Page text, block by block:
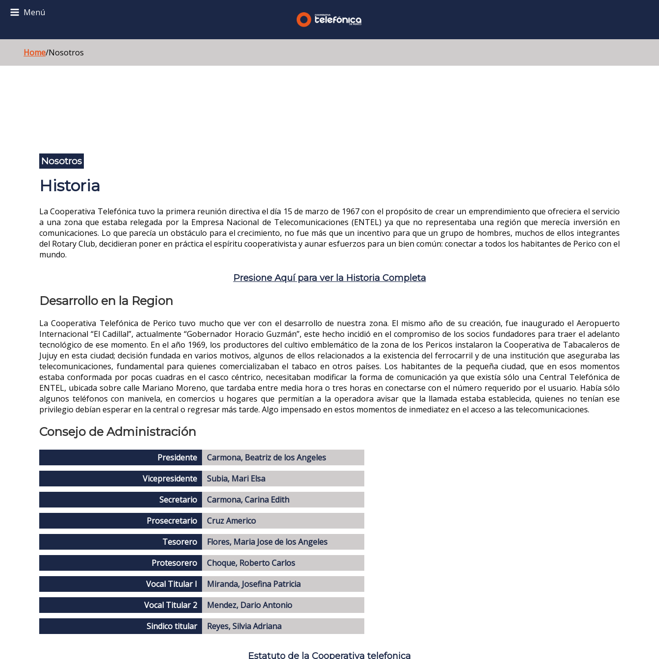
Menú
Inicio
Nosotros
Factura Online
Home/Nosotros
Nosotros
Historia
La Cooperativa Telefónica tuvo la primera reunión directiva el día 15 de marzo de 1967 con el propósito de crear un emprendimiento que ofreciera el servicio
a una zona que estaba relegada por la Empresa Nacional de Telecomunicaciones (ENTEL) ya que no representaba una región que merecía inversión en
comunicaciones. Lo que parecía un obstáculo para el crecimiento, no fue más que un incentivo para que un grupo de hombres, muchos de ellos integrantes
del Rotary Club, decidieran poner en práctica el espíritu cooperativista y aunar esfuerzos para un bien común: conectar a todos los habitantes de Perico con el
mundo.
Presione Aquí para ver la Historia Completa
Desarrollo en la Region
La Cooperativa Telefónica de Perico tuvo mucho que ver con el desarrollo de nuestra zona. El mismo año de su creación, fue inaugurado el Aeropuerto
Internacional “El Cadillal”, actualmente “Gobernador Horacio Guzmán”, este hecho incidió en el compromiso de los socios fundadores para traer el adelanto
tecnológico de ese momento. En el año 1969, los productores del cultivo emblemático de la zona de los Pericos instalaron la Cooperativa de Tabacaleros de
Jujuy en esta ciudad; decisión fundada en varios motivos, algunos de ellos relacionados a la existencia del ferrocarril y de una institución que aseguraba las
telecomunicaciones, fundamental para quienes comercializaban el tabaco en otros países. Los habitantes de la pequeña ciudad, que en esos momentos
estaba conformada por pocas cuadras en el casco céntrico, necesitaban modificar la forma de comunicación ya que existía sólo una Central Telefónica de
ENTEL, ubicada sobre calle Mariano Moreno, que tardaba entre media hora o tres horas en conectarse con el número requerido por el usuario. Había sólo
algunos teléfonos con manivela, en comercios u hogares que permitían a la operadora avisar que la llamada estaba establecida, quienes no tenían ese
privilegio debían esperar en la central o regresar más tarde. Algo impensado en estos momentos de inmediatez en el acceso a las telecomunicaciones.
Consejo de Administración
Presidente
Carmona, Beatriz de los Angeles
Vicepresidente
Subia, Mari Elsa
Secretario
Carmona, Carina Edith
Prosecretario
Cruz Americo
Tesorero
Flores, Maria Jose de los Angeles
Protesorero
Choque, Roberto Carlos
Vocal Titular I
Miranda, Josefina Patricia
Vocal Titular 2
Mendez, Dario Antonio
Sindico titular
Reyes, Silvia Adriana
Estatuto de la Cooperativa telefonica